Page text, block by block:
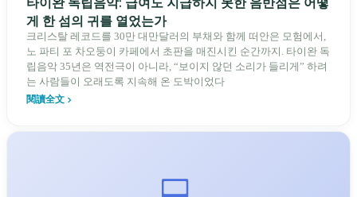
게 한 섬의 귀를 열었는가
크리스탈 레코드를 30만 대만달러의 부채와 함께 떠안은 모험에서,
노 파티 포 차오둥이 카페에서 초판을 매진시킨 순간까지. 타이완 독
립음악 35년은 역전극이 아니라, “보이지 않던 소리가 들리게” 하려
는 사람들이 오래도록 지속해 온 도박이었다
閱讀全文